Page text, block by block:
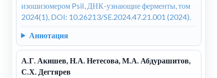
изошизомером PsiI, ДНК-узнающие ферменты, том
2024(1), DOI: 10.26213/SE.2024.47.21.001 (2024).
Аннотация
А.Г. Акишев, Н.А. Нетесова, М.А. Абдурашитов,
С.Х. Дегтярев